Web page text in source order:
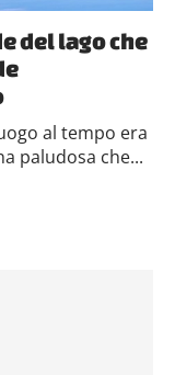
del lago che
al tempo era
paludosa che...